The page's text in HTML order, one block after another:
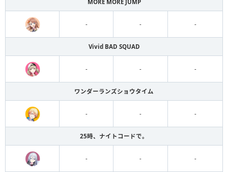
MORE MORE JUMP
- - -
Vivid BAD SQUAD
- - -
ワンダーランズショウタイム
- - -
25時、ナイトコードで。
- - -